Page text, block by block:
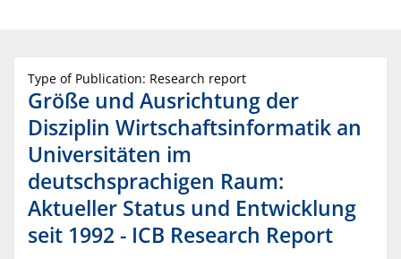
Type of Publication: Research report
Größe und Ausrichtung der
Disziplin Wirtschaftsinformatik an
Universitäten im
deutschsprachigen Raum:
Aktueller Status und Entwicklung
seit 1992 - ICB Research Report